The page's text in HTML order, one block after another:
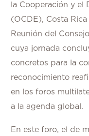
la Cooperación y el
(OCDE), Costa
Reunión del
cuya jornada
concretos para la
reconocimiento
en los foros
a la agenda global.
En este foro, el de